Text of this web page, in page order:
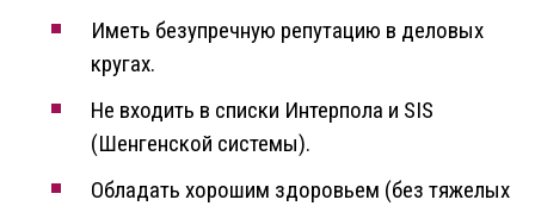
Иметь безупречную репутацию в деловых
кругах.
Не входить в списки Интерпола и SIS
(Шенгенской системы).
Обладать хорошим здоровьем (без тяжелых